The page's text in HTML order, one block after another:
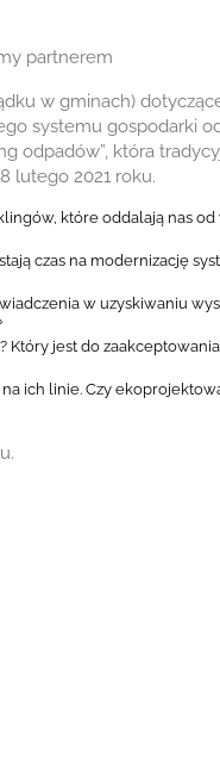
partnerem
w gminach)
systemu gospodarki
odpadów”, która
lutego 2021 roku.
które oddalają nas
czas na modernizację
w uzyskiwaniu
Który jest do
ich linie. Czy